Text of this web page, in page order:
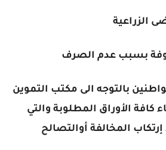
بالتوجه الى مكتب التموين
كافة الأوراق المطلوبة والتي
المخالفة أوالتصالح